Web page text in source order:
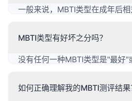
理解人格的一种工具， 不应被
一般来说，MBTI类型在成年后
好。 这并不意味着你的类型改变
己的非优势功能。定期重新测评
的发展变化。
MBTI类型有好坏之分吗？
没有任何一种MBTI类型是"最好"
解并接纳自己的类型，发挥优势
自己的非优势方面。在团队中，
如何正确理解我的MBTI测评结果